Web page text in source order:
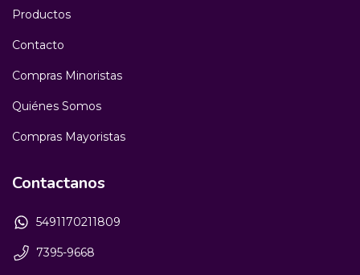
Productos
Contacto
Compras Minoristas
Quiénes Somos
Compras Mayoristas
Contactanos
5491170211809
7395-9668